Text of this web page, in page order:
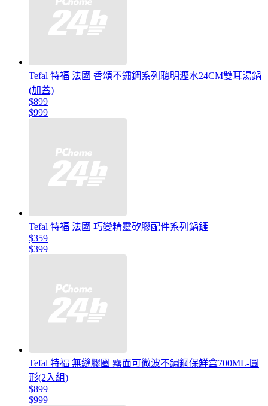
Tefal 特福 法國 香頌不鏽鋼系列聰明瀝水24CM雙耳湯鍋
(加蓋)
$899
$999
Tefal 特福 法國 巧變精靈矽膠配件系列鍋鏟
$359
$399
Tefal 特福 無縫膠圈 霧面可微波不鏽鋼保鮮盒700ML-圓
形(2入組)
$899
$999